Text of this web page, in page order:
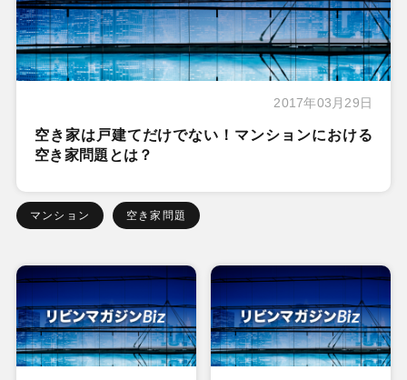
2017年03月29日
空き家は戸建てだけでない！マンションにおける
空き家問題とは？
マンション 空き家問題